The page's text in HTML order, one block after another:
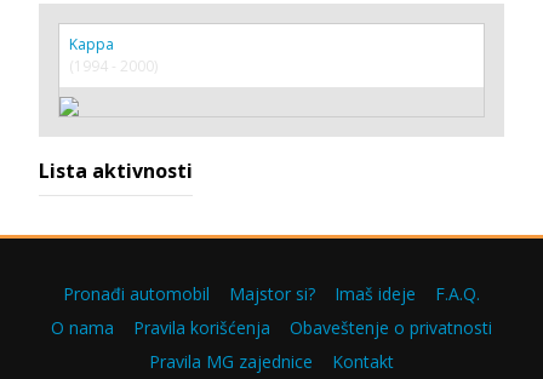
Kappa
(1994 - 2000)
Lista aktivnosti
Pronađi automobil Majstor si? Imaš ideje
F.A.Q.
O nama
Pravila korišćenja
Obaveštenje o privatnosti
Pravila MG zajednice
Kontakt